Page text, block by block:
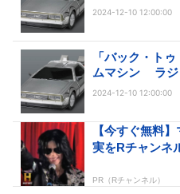
2024-12-10 12:00:00
「バック・ト
ムマシン ラジ
2024-12-10 12:00:00